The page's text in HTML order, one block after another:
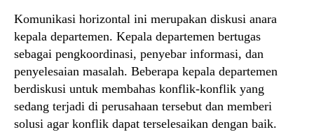
Komunikasi horizontal ini merupakan diskusi anara
kepala departemen. Kepala departemen bertugas
sebagai pengkoordinasi, penyebar informasi, dan
penyelesaian masalah. Beberapa kepala departemen
berdiskusi untuk membahas konflik-konflik yang
sedang terjadi di perusahaan tersebut dan memberi
solusi agar konflik dapat terselesaikan dengan baik.